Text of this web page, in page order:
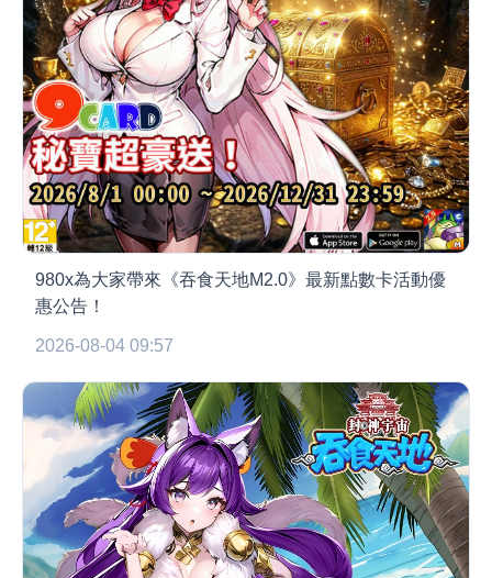
980x為大家帶來《吞食天地M2.0》最新點數卡活動優
惠公告！
2026-08-04 09:57